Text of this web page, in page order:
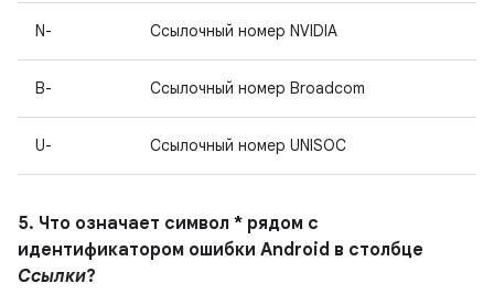
N- Ссылочный номер NVIDIA
B- Ссылочный номер Broadcom
U- Ссылочный номер UNISOC
5. Что означает символ * рядом с
идентификатором ошибки Android в столбце
Ссылки?